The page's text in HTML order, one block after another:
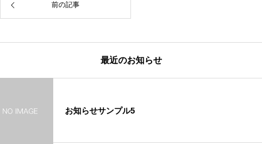
前の記事
最近のお知らせ
お知らせサンプル5